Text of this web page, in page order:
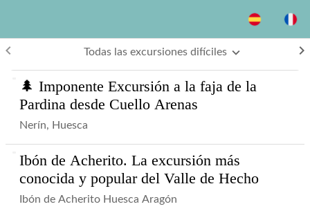
keyboard_arrow_left Todas las excursiones difíciles keyboard_arrow_right
🌲 Imponente Excursión a la faja de la
Pardina desde Cuello Arenas
Nerín, Huesca
Ibón de Acherito. La excursión más
conocida y popular del Valle de Hecho
Ibón de Acherito Huesca Aragón